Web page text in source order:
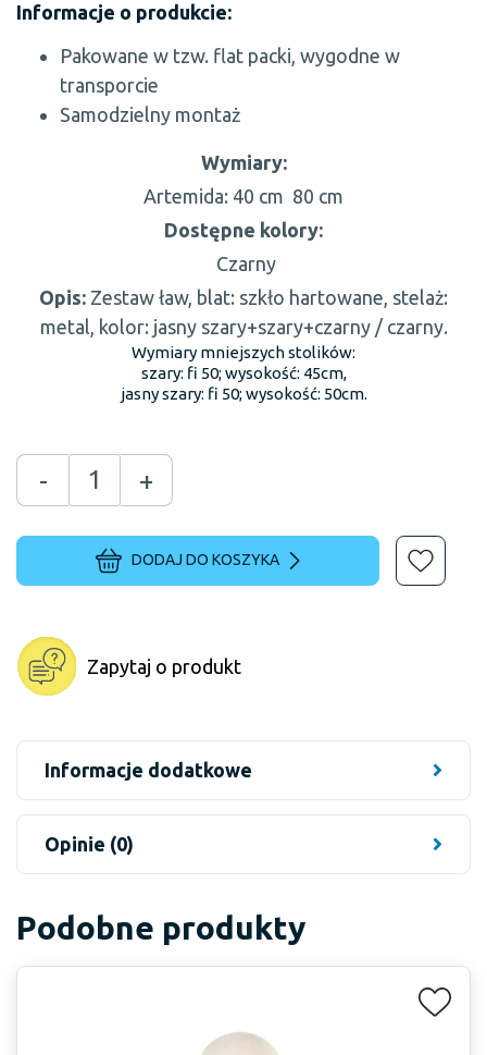
Informacje o produkcie:
Pakowane w tzw. flat packi, wygodne w
transporcie
Samodzielny montaż
Wymiary:
Artemida: 40 cm 80 cm
Dostępne kolory:
Czarny
Opis: Zestaw ław, blat: szkło hartowane, stelaż:
metal, kolor: jasny szary+szary+czarny / czarny.
Wymiary mniejszych stolików:
szary: fi 50; wysokość: 45cm,
jasny szary: fi 50; wysokość: 50cm.
- +
DODAJ DO KOSZYKA
Zapytaj o produkt
Informacje dodatkowe
Opinie (0)
Podobne produkty